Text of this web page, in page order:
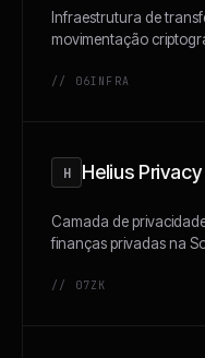
Infraestrutura de
movimentação
// 06INFRA
H Helius
Camada de
finanças privadas na
// 07ZK